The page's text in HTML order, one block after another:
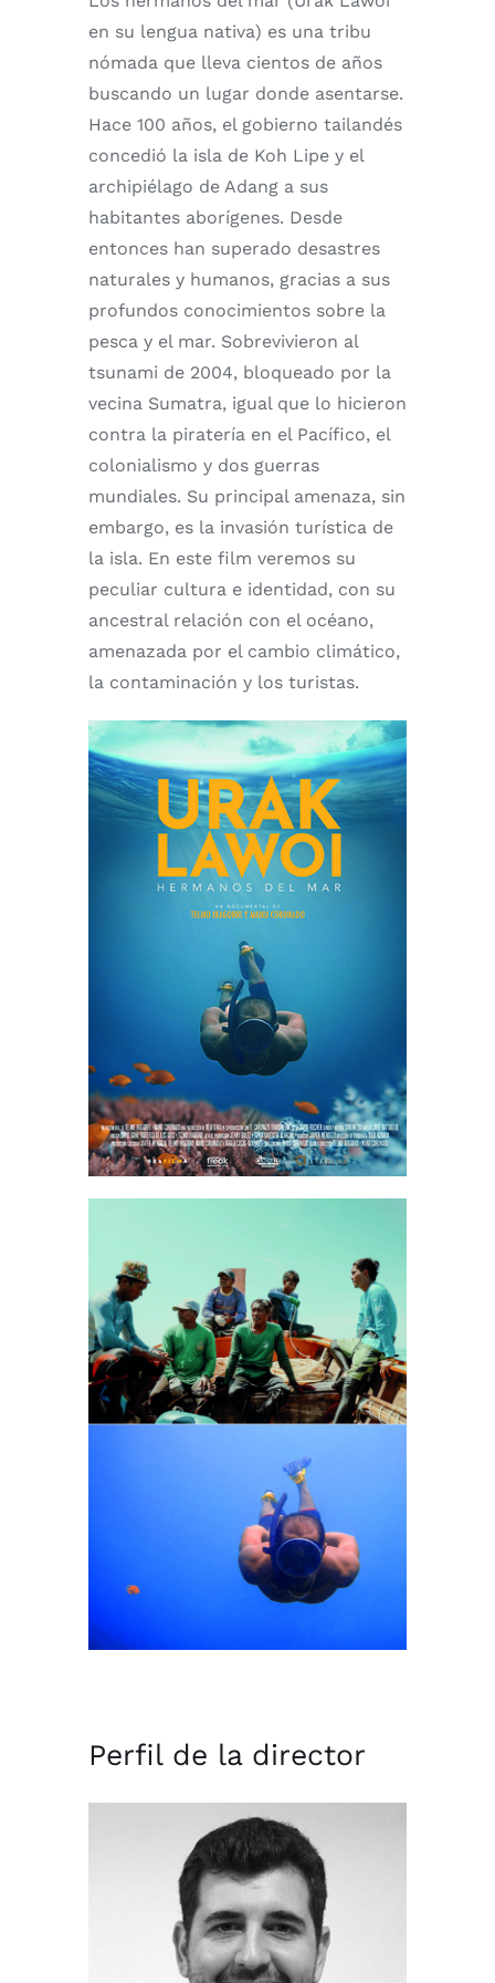
en su lengua nativa) es una tribu
nómada que lleva cientos de años
buscando un lugar donde asentarse.
Hace 100 años, el gobierno tailandés
concedió la isla de Koh Lipe y el
archipiélago de Adang a sus
habitantes aborígenes. Desde
entonces han superado desastres
naturales y humanos, gracias a sus
profundos conocimientos sobre la
pesca y el mar. Sobrevivieron al
tsunami de 2004, bloqueado por la
vecina Sumatra, igual que lo hicieron
contra la piratería en el Pacífico, el
colonialismo y dos guerras
mundiales. Su principal amenaza, sin
embargo, es la invasión turística de
la isla. En este film veremos su
peculiar cultura e identidad, con su
ancestral relación con el océano,
amenazada por el cambio climático,
la contaminación y los turistas.
Perfil de la director